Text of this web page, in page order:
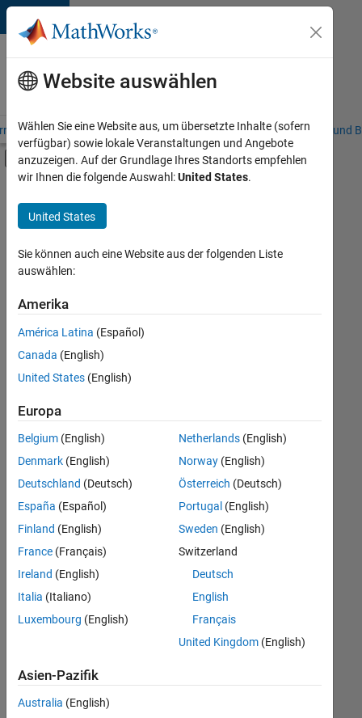
Weiter zum Inhalt
Karriere
bei
MathWorks
– Übersicht Stellensuche Niederlassungen Studierende und
Umschaltung für Off-Canvas-
Hauptinhalt
Ausgewählte
speichern
Es
nicht
alle
Stellen
übersetzt.
Sie
nach
einem
Standort,
um
alle
in
Ihrer
Region
Account
Manager -
Commercial
Website auswählen
Wählen Sie eine Website aus, um übersetzte Inhalte (sofern
verfügbar) sowie lokale Veranstaltungen und Angebote
anzuzeigen. Auf der Grundlage Ihres Standorts empfehlen
wir Ihnen die folgende Auswahl:United States.
United States
Sie können auch eine Website aus der folgenden Liste
auswählen:
Amerika
América Latina (Español)
Canada (English)
United States (English)
Europa
Belgium (English)
Denmark (English)
Deutschland (Deutsch)
España (Español)
Finland (English)
France (Français)
Ireland (English)
Italia (Italiano)
Luxembourg (English)
Netherlands(English)
Norway(English)
Österreich (Deutsch)
Portugal (English)
Sweden (English)
Switzerland
Deutsch
English
Français
United Kingdom(English)
Asien-Pazifik
Australia (English)